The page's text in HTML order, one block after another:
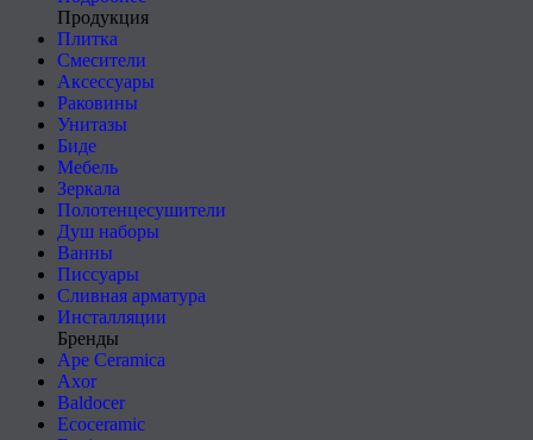
Продукция
Плитка
Смесители
Аксессуары
Раковины
Унитазы
Биде
Мебель
Зеркала
Полотенцесушители
Душ наборы
Ванны
Писсуары
Сливная арматура
Инсталляции
Бренды
Ape Ceramica
Axor
Baldocer
Ecoceramic